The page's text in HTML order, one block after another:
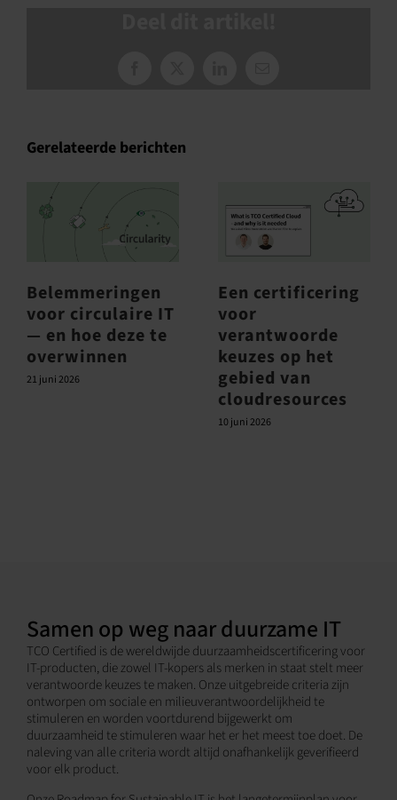
Gerelateerde berichten
Belemmeringen
voor circulaire IT
— en hoe deze te
overwinnen
21 juni 2026
Een certificering
voor
verantwoorde
keuzes op het
gebied van
cloudresources
10 juni 2026
Samen op weg naar duurzame IT
TCO Certified is de wereldwijde duurzaamheidscertificering voor
IT-producten, die zowel IT-kopers als merken in staat stelt meer
verantwoorde keuzes te maken. Onze uitgebreide criteria zijn
ontworpen om sociale en milieuverantwoordelijkheid te
stimuleren en worden voortdurend bijgewerkt om
duurzaamheid te stimuleren waar het er het meest toe doet. De
naleving van alle criteria wordt altijd onafhankelijk geverifieerd
voor elk product.